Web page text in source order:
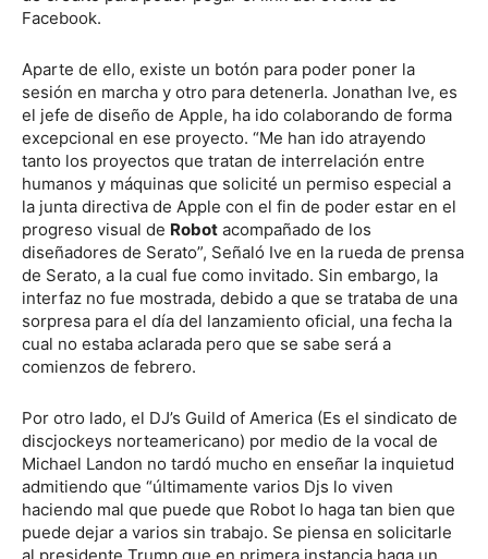
Facebook.
Aparte de ello, existe un botón para poder poner la
sesión en marcha y otro para detenerla. Jonathan Ive, es
el jefe de diseño de Apple, ha ido colaborando de forma
excepcional en ese proyecto. “Me han ido atrayendo
tanto los proyectos que tratan de interrelación entre
humanos y máquinas que solicité un permiso especial a
la junta directiva de Apple con el fin de poder estar en el
progreso visual de Robot acompañado de los
diseñadores de Serato”, Señaló Ive en la rueda de prensa
de Serato, a la cual fue como invitado. Sin embargo, la
interfaz no fue mostrada, debido a que se trataba de una
sorpresa para el día del lanzamiento oficial, una fecha la
cual no estaba aclarada pero que se sabe será a
comienzos de febrero.
Por otro lado, el DJ’s Guild of America (Es el sindicato de
discjockeys norteamericano) por medio de la vocal de
Michael Landon no tardó mucho en enseñar la inquietud
admitiendo que “últimamente varios Djs lo viven
haciendo mal que puede que Robot lo haga tan bien que
puede dejar a varios sin trabajo. Se piensa en solicitarle